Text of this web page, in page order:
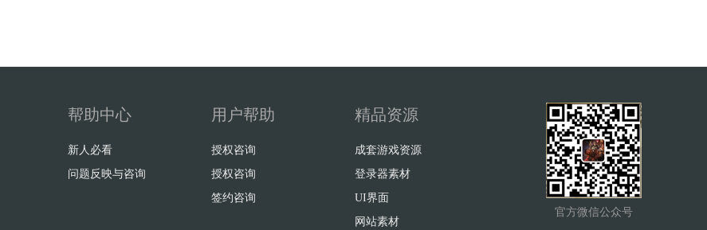
帮助中心
新人必看
问题反映与咨询
用户帮助
授权咨询
授权咨询
签约咨询
精品资源
成套游戏资源
登录器素材
UI界面
网站素材
官方微信公众号